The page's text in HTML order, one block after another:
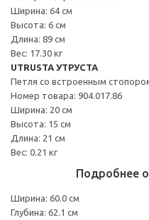
Ширина: 64 см
Высота: 6 см
Длина: 89 см
Вес: 17.30 кг
UTRUSTA УТРУСТА
Петля со встроенным
Номер товара: 904.017.86
Ширина: 20 см
Высота: 15 см
Длина: 21 см
Вес: 0.21 кг
Подробнее
Ширина: 60.0 см
Глубина: 62.1 см